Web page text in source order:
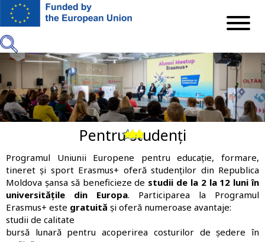
Mergi
principal
Pentru studenți
Programul Uniunii Europene pentru educație, formare,
tineret și sport Erasmus+ oferă studenților din Republica
Moldova șansa să beneficieze de studii de la 2 la 12 luni în
universitățile din Europa. Participarea la Programul
Erasmus+ este gratuită și oferă numeroase avantaje:
studii de calitate
bursă lunară pentru acoperirea costurilor de ședere în